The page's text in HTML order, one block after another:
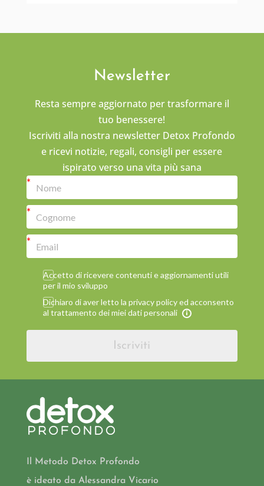
Newsletter
Resta sempre aggiornato per trasformare il
tuo benessere!
Iscriviti alla nostra newsletter Detox Profondo
e ricevi notizie, regali, consigli per essere
ispirato verso una vita più sana
Accetto di ricevere contenuti e aggiornamenti utili
per il mio sviluppo
Dichiaro di aver letto la privacy policy ed acconsento
al trattamento dei miei dati personali
Iscriviti
Il Metodo Detox Profondo
è ideato da Alessandra Vicario